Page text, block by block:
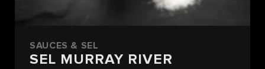
SAUCES & SEL
SEL MURRAY RIVER